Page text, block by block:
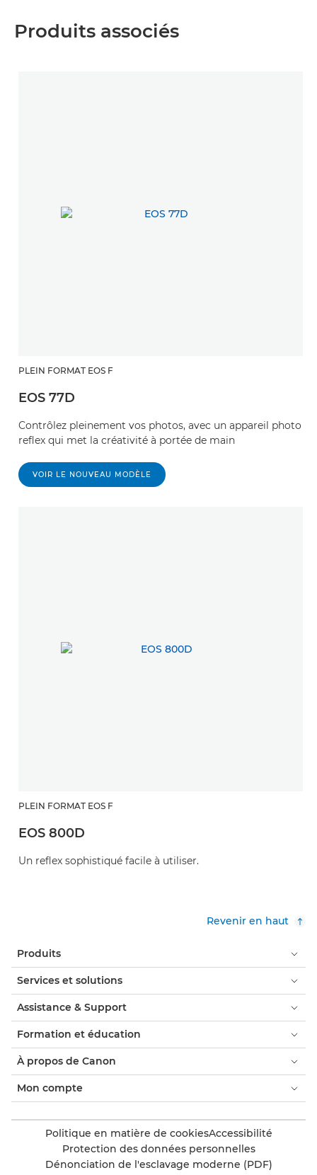
Produits associés
PLEIN FORMAT EOS F
EOS 77D
Contrôlez pleinement vos photos, avec un appareil photo
reflex qui met la créativité à portée de main
VOIR LE NOUVEAU MODÈLE
PLEIN FORMAT EOS F
EOS 800D
Un reflex sophistiqué facile à utiliser.
Revenir en haut
Produits
Services et solutions
Assistance & Support
Formation et éducation
À propos de Canon
Mon compte
Politique en matière de cookiesAccessibilité
Protection des données personnelles
Dénonciation de l'esclavage moderne (PDF)